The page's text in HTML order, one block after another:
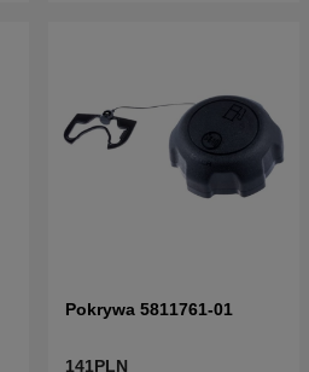
Pokrywa 5811761-01
141PLN